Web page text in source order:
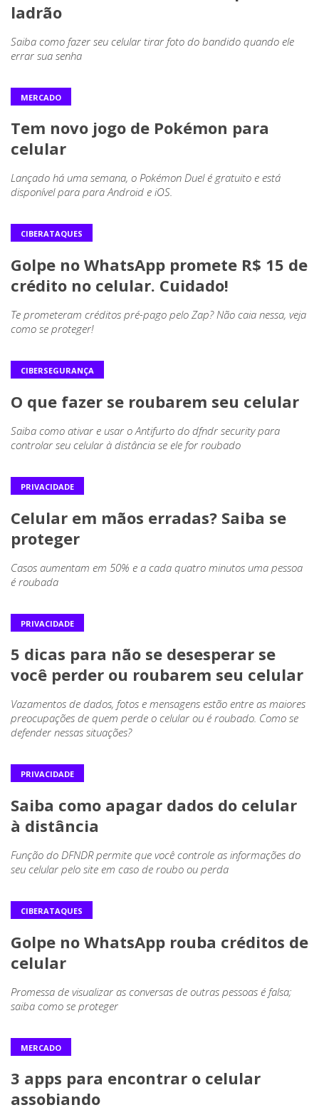
ladrão
Saiba como fazer seu celular tirar foto do bandido quando ele
errar sua senha
MERCADO
Tem novo jogo de Pokémon para
celular
Lançado há uma semana, o Pokémon Duel é gratuito e está
disponível para para Android e iOS.
CIBERATAQUES
Golpe no WhatsApp promete R$ 15 de
crédito no celular. Cuidado!
Te prometeram créditos pré-pago pelo Zap? Não caia nessa, veja
como se proteger!
CIBERSEGURANÇA
O que fazer se roubarem seu celular
Saiba como ativar e usar o Antifurto do dfndr security para
controlar seu celular à distância se ele for roubado
PRIVACIDADE
Celular em mãos erradas? Saiba se
proteger
Casos aumentam em 50% e a cada quatro minutos uma pessoa
é roubada
PRIVACIDADE
5 dicas para não se desesperar se
você perder ou roubarem seu celular
Vazamentos de dados, fotos e mensagens estão entre as maiores
preocupações de quem perde o celular ou é roubado. Como se
defender nessas situações?
PRIVACIDADE
Saiba como apagar dados do celular
à distância
Função do DFNDR permite que você controle as informações do
seu celular pelo site em caso de roubo ou perda
CIBERATAQUES
Golpe no WhatsApp rouba créditos de
celular
Promessa de visualizar as conversas de outras pessoas é falsa;
saiba como se proteger
MERCADO
3 apps para encontrar o celular
assobiando